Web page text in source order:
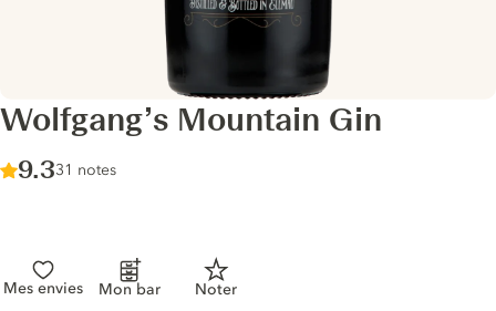
Wolfgang’s Mountain Gin
Score :
9.3/ 10
31 notes
Mes envies Mon bar Noter